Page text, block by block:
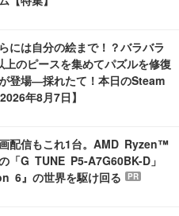
には自分の絵まで！？バラバラ
上のピースを集めてパズルを修復
登場―採れたて！本日のSteam
年8月7日】
配信もこれ1台。AMD Ryzen™
「G TUNE P5-A7G60BK-D」
6』の世界を駆け回る
PR